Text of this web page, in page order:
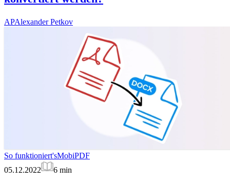
APAlexander Petkov
So funktioniert'sMobiPDF
05.12.2022
6 min